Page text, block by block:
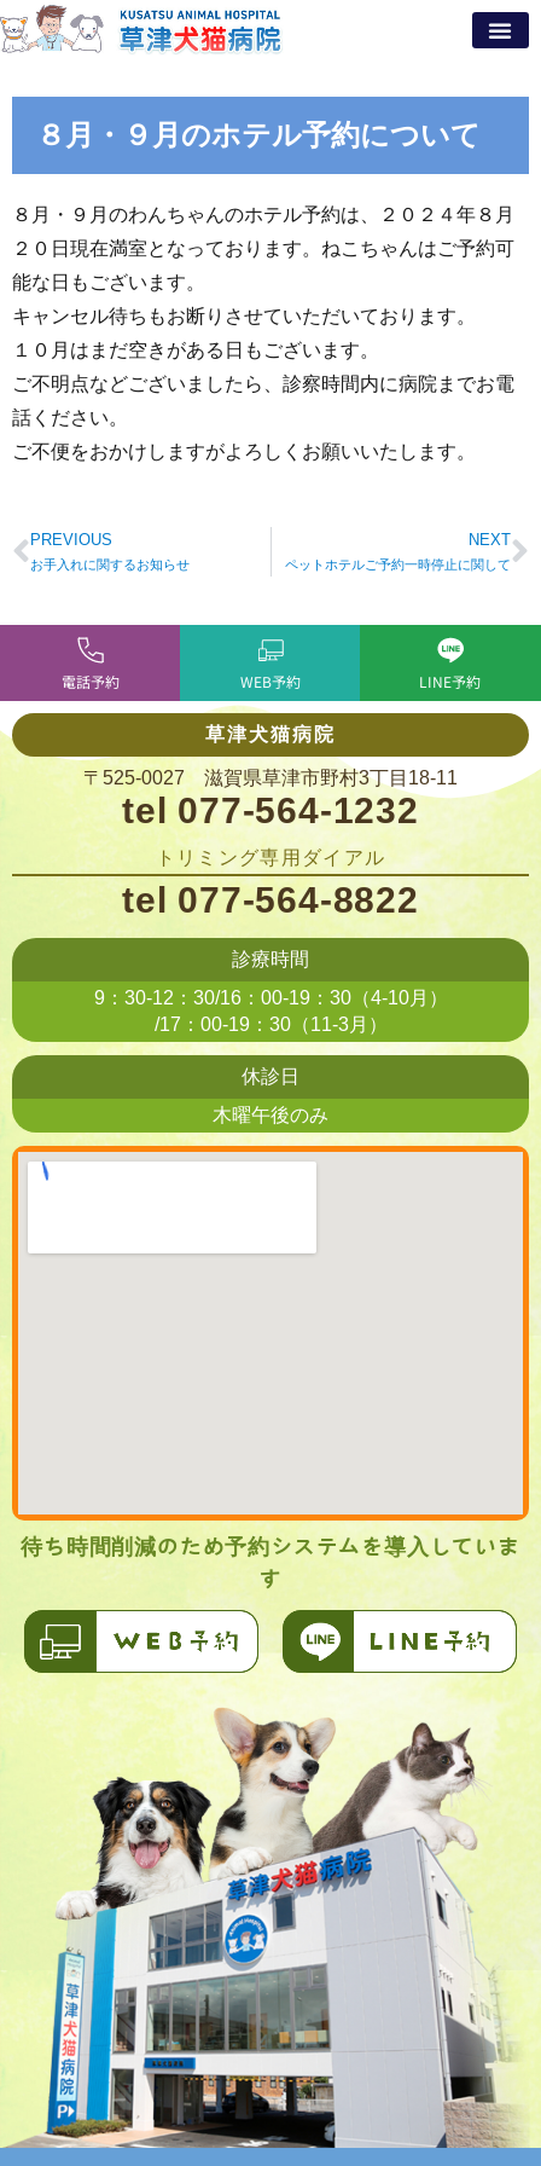
８月・９月のホテル予約について
８月・９月のわんちゃんのホテル予約は、２０２４年８月
２０日現在満室となっております。ねこちゃんはご予約可
能な日もございます。
キャンセル待ちもお断りさせていただいております。
１０月はまだ空きがある日もございます。
ご不明点などございましたら、診察時間内に病院までお電
話ください。
ご不便をおかけしますがよろしくお願いいたします。
PREVIOUS
お手入れに関するお知らせ
NEXT
ペットホテルご予約一時停止に関して
電話予約 WEB予約 LINE予約
草津犬猫病院
〒525-0027 滋賀県草津市野村3丁目18-11
tel 077-564-1232
トリミング専用ダイアル
tel 077-564-8822
診療時間
9：30-12：30/16：00-19：30（4-10月）
/17：00-19：30（11-3月）
休診日
木曜午後のみ
待ち時間削減のため予約システムを導入していま
す